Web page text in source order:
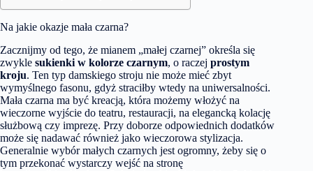
Na jakie okazje mała czarna?
Zacznijmy od tego, że mianem „małej czarnej” określa się
zwykle sukienki w kolorze czarnym, o raczej prostym
kroju. Ten typ damskiego stroju nie może mieć zbyt
wymyślnego fasonu, gdyż straciłby wtedy na uniwersalności.
Mała czarna ma być kreacją, która możemy włożyć na
wieczorne wyjście do teatru, restauracji, na elegancką kolację
służbową czy imprezę. Przy doborze odpowiednich dodatków
może się nadawać również jako wieczorowa stylizacja.
Generalnie wybór małych czarnych jest ogromny, żeby się o
tym przekonać wystarczy wejść na stronę